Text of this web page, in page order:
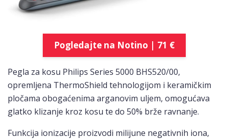
Pogledajte na Notino | 71 €
Pegla za kosu Philips Series 5000 BHS520/00,
opremljena ThermoShield tehnologijom i keramičkim
pločama obogaćenima arganovim uljem, omogućava
glatko klizanje kroz kosu te do 50% brže ravnanje.
Funkcija ionizacije proizvodi milijune negativnih iona,